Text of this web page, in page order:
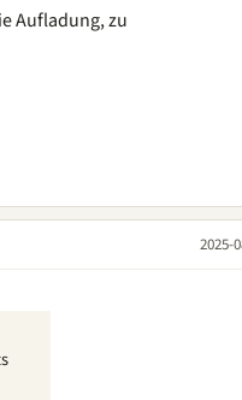
Aufladung, zu
2025-